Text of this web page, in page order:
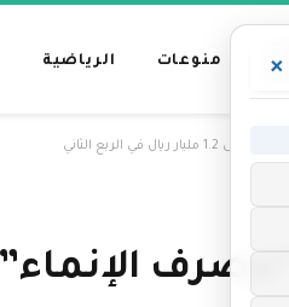
منوعات الرياضية
إلى 1.2 مليار ريال في الربع الثاني
×